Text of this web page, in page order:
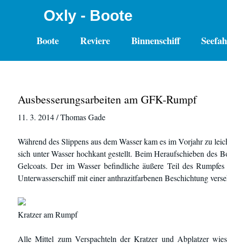
Oxly - Boote
Boote Reviere Binnenschiff
Ausbesserungsarbeiten am GFK-Rumpf
11. 3. 2014 / Thomas Gade
Während des Slippens aus dem Wasser kam es im Vorjahr zu
sich unter Wasser hochkant gestellt. Beim Heraufschieben des
Gelcoats. Der im Wasser befindliche äußere Teil des
Unterwasserschiff mit einer anthrazitfarbenen Beschichtung
Kratzer am Rumpf
Alle Mittel zum Verspachteln der Kratzer und Abplatzer